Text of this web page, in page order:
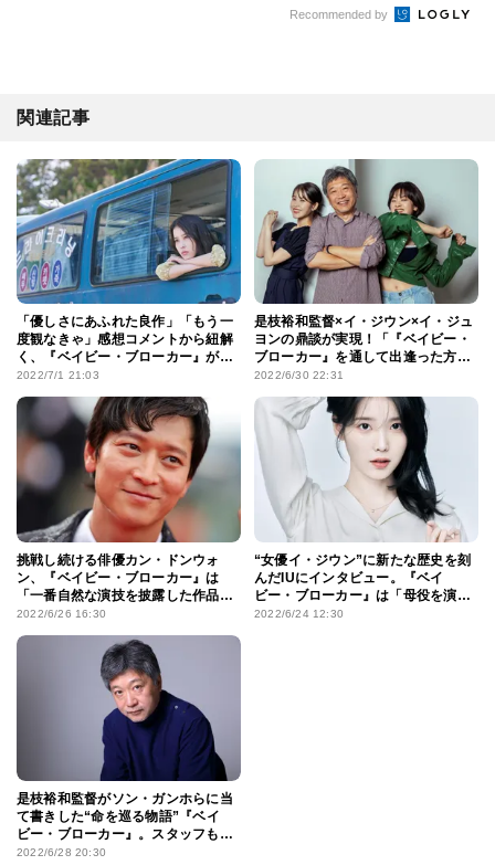
Recommended by
関連記事
「優しさにあふれた良作」「もう一
度観なきゃ」感想コメントから紐解
く、『ベイビー・ブローカー』が支
持される理由
2022/7/1 21:03
是枝裕和監督×イ・ジウン×イ・ジュ
ヨンの鼎談が実現！「『ベイビー・
ブローカー』を通して出逢った方た
ちが大好き」
2022/6/30 22:31
挑戦し続ける俳優カン・ドンウォ
ン、『ベイビー・ブローカー』は
「一番自然な演技を披露した作品か
も」IUとの“観覧車”名シーンの舞台
2022/6/26 16:30
“女優イ・ジウン”に新たな歴史を刻
んだIUにインタビュー。『ベイ
ビー・ブローカー』は「母役を演じ
てみたいと思った時、運命的に出
2022/6/24 12:30
是枝裕和監督がソン・ガンホらに当
て書きした“命を巡る物語”『ベイ
ビー・ブローカー』。スタッフも韓
国最高峰な本作が生まれた舞台裏
2022/6/28 20:30